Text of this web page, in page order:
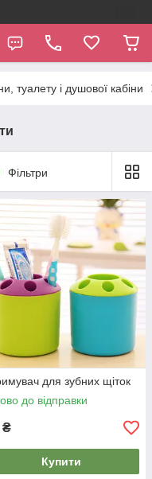
туалету і душової кабіни
Фільтри
для зубних щіток
до відправки
₴
Купити